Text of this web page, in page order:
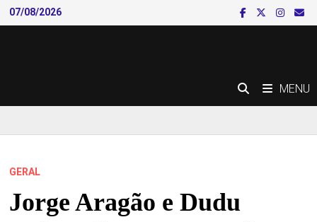
Skip
to
07/08/2026
MENU
GERAL
Jorge Aragão e Dudu